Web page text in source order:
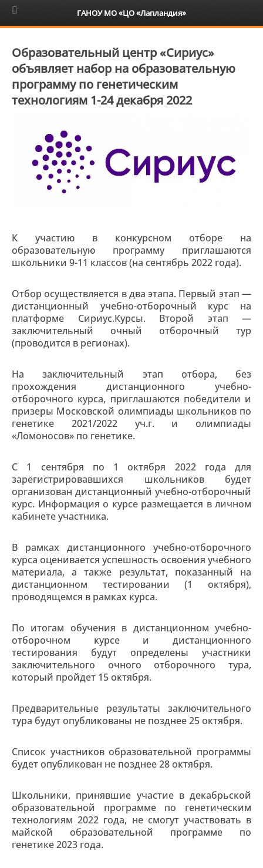
6+
Образовательный центр «Сириус»
объявляет набор на образовательную
программу по генетическим
технологиям 1-24 декабря 2022
К участию в конкурсном отборе на
образовательную программу приглашаются
школьники 9-11 классов (на сентябрь 2022 года).
Отбор осуществляется в два этапа. Первый этап —
дистанционный учебно-отборочный курс на
платформе Сириус.Курсы. Второй этап —
заключительный очный отборочный тур
(проводится в регионах).
На заключительный этап отбора, без
прохождения дистанционного учебно-
отборочного курса, приглашаются победители и
призеры Московской олимпиады школьников по
генетике 2021/2022 уч.г. и олимпиады
«Ломоносов» по генетике.
С 1 сентября по 1 октября 2022 года для
зарегистрировавшихся школьников будет
организован дистанционный учебно-отборочный
курс. Информация о курсе размещается в личном
кабинете участника.
В рамках дистанционного учебно-отборочного
курса оценивается успешность освоения учебного
материала, а также результат, показанный на
дистанционном тестировании (1 октября),
проводящемся в рамках курса.
По итогам обучения в дистанционном учебно-
отборочном курсе и дистанционного
тестирования будут определены участники
заключительного очного отборочного тура,
который пройдет 15 октября.
Предварительные результаты заключительного
тура будут опубликованы не позднее 25 октября.
Список участников образовательной программы
будет опубликован не позднее 28 октября.
Школьники, принявшие участие в декабрьской
образовательной программе по генетическим
технологиям 2022 года, не смогут участвовать в
майской образовательной программе по
генетике 2023 года.
ГАНОУ МО «ЦО «Лапландия»